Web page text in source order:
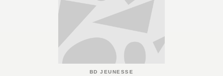
BD JEUNESSE